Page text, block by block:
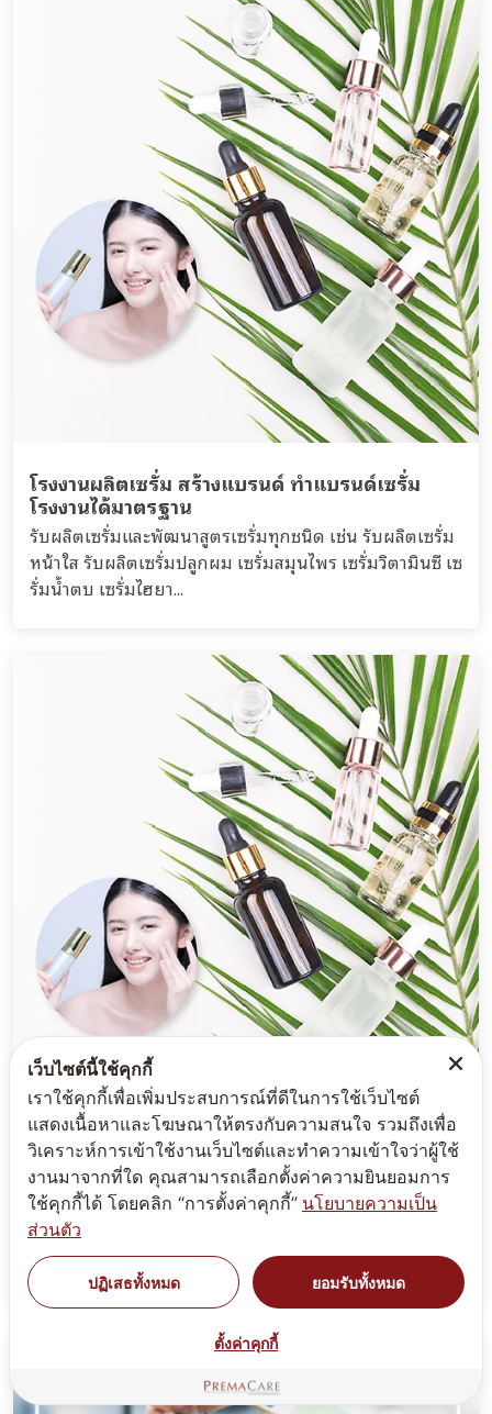
โรงงานผลิตเซรั่ม สร้างแบรนด์ ทำแบรนด์เซรั่ม
โรงงานได้มาตรฐาน
รับผลิตเซรั่มและพัฒนาสูตรเซรั่มทุกชนิด เช่น รับผลิตเซรั่ม
หน้าใส รับผลิตเซรั่มปลูกผม เซรั่มสมุนไพร เซรั่มวิตามินซี เซ
รั่มน้ำตบ เซรั่มไฮยา...
โรงงานผลิตครีมซอง สร้างแบรนด์ทำแบรนด์ครีม
ซองโรงงานได้มาตรฐาน
โรงงานผลิตครีมซอง มาตรฐาน Asean GMP รับสร้าง
แบรนด์ครีมซอง ขั้นต่ำน้อย เริ่มต้นเพียง 100 ชิ้น พร้อม
พัฒนาสูตรภายใต้งบประมาณของคุณ บริการครบวงจร...
เว็บไซต์นี้ใช้คุกกี้
เราใช้คุกกี้เพื่อเพิ่มประสบการณ์ที่ดีในการใช้เว็บไซต์
แสดงเนื้อหาและโฆษณาให้ตรงกับความสนใจ รวมถึงเพื่อ
วิเคราะห์การเข้าใช้งานเว็บไซต์และทำความเข้าใจว่าผู้ใช้
งานมาจากที่ใด คุณสามารถเลือกตั้งค่าความยินยอมการ
ใช้คุกกี้ได้ โดยคลิก “การตั้งค่าคุกกี้” นโยบายความเป็น
ส่วนตัว
ปฏิเสธทั้งหมด ยอมรับทั้งหมด
ตั้งค่าคุกกี้